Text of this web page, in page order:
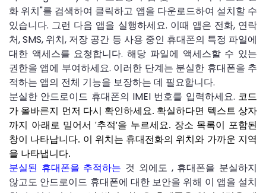
화 위치"를 검색하여 클릭하고 앱을 다운로드하여 설치할 수
있습니다. 그런 다음 앱을 실행하세요. 이때 앱은 전화, 연락
처, SMS, 위치, 저장 공간 등 사용 중인 휴대폰의 특정 파일에
대한 액세스를 요청합니다. 해당 파일에 액세스할 수 있는
권한을 앱에 부여하세요. 이러한 단계는 분실한 휴대폰을 추
적하는 앱의 전체 기능을 보장하는 데 필요합니다.
분실한 안드로이드 휴대폰의 IMEI 번호를 입력하세요. 코드
가 올바른지 먼저 다시 확인하세요. 확실하다면 텍스트 상자
까지 아래로 밀어서 '추적'을 누르세요. 장소 목록이 포함된
창이 나타납니다. 이 위치는 휴대전화의 위치와 가까운 지역
을 나타냅니다.
분실된 휴대폰을 추적하는 것 외에도 , 휴대폰을 분실하지
않고도 안드로이드 휴대폰에 대한 보안을 위해 이 앱을 설치